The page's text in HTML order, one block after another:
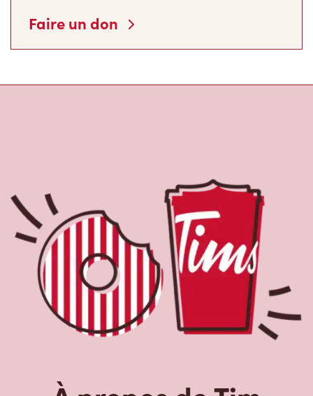
Faire un don